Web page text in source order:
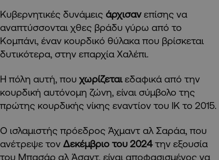
Κυβερνητικές δυνάμεις άρχισανεπίσης να
αναπτύσσονται χθες βράδυ γύρω από το
Κομπάνι, έναν κουρδικό θύλακα που βρίσκεται
δυτικότερα, στην επαρχία Χαλέπι.
Η πόλη αυτή, που χωρίζεταιεδαφικά από την
κουρδική αυτόνομη ζώνη, είναι σύμβολο της
πρώτης κουρδικής νίκης εναντίον του ΙΚ το 2015.
Ο ισλαμιστής πρόεδρος Άχμαντ αλ Σαράα, που
ανέτρεψε τον Δεκέμβριο του 2024την εξουσία
του Μπασάρ αλ Άσαντ, είναι αποφασισμένος να